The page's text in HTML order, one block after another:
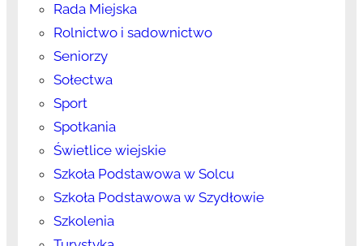
Rada Miejska
Rolnictwo i sadownictwo
Seniorzy
Sołectwa
Sport
Spotkania
Świetlice wiejskie
Szkoła Podstawowa w Solcu
Szkoła Podstawowa w Szydłowie
Szkolenia